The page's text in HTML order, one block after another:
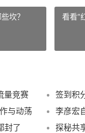
坎？ 看看“
量竞赛
签到积
与动荡
封了
探秘共